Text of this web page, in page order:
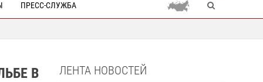
ПРЕСС-СЛУЖБА
В
ЛЕНТА НОВОСТЕЙ